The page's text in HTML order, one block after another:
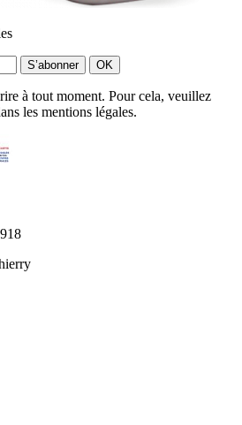
à tout moment. Pour cela, veuillez
les mentions légales.